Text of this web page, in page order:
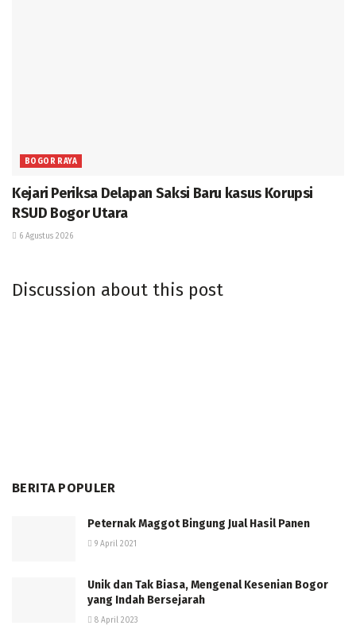
BOGOR RAYA
Kejari Periksa Delapan Saksi Baru kasus Korupsi
RSUD Bogor Utara
6 Agustus 2026
Discussion about this post
BERITA POPULER
Peternak Maggot Bingung Jual Hasil Panen
9 April 2021
Unik dan Tak Biasa, Mengenal Kesenian Bogor
yang Indah Bersejarah
8 April 2023